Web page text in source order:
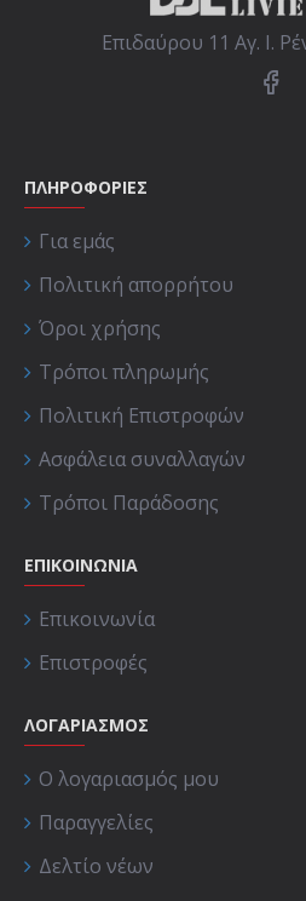
Επιδαύρου 11 Αγ. Ι.
ΠΛΗΡΟΦΟΡΙΕΣ
Για εμάς
Πολιτική απορρήτου
Όροι χρήσης
Τρόποι πληρωμής
Πολιτική Επιστροφών
Ασφάλεια συναλλαγών
Τρόποι Παράδοσης
ΕΠΙΚΟΙΝΩΝΊΑ
Επικοινωνία
Επιστροφές
ΛΟΓΑΡΙΑΣΜΟΣ
Ο λογαριασμός μου
Παραγγελίες
Δελτίο νέων